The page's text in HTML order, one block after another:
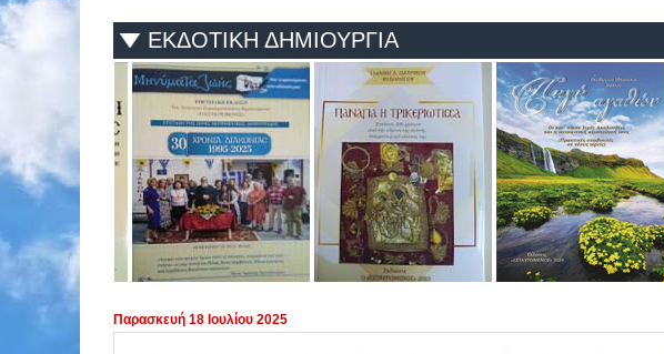
ΠΕΡΙΟΔΟΣ 2024 - 2025
ΠΕΡΙΟΔΟΣ 2023 - 2024
ΠΕΡΙΟΔΟΣ 2022 - 2023
ΠΕΡΙΟΔΟΣ 2021 - 2022
ΠΕΡΙΟΔΟΣ 2020 - 2021
ΕΚΔΟΤΙΚΗ ΔΗΜΙΟΥΡΓΙΑ
Παρασκευή 18 Ιουλίου 2025